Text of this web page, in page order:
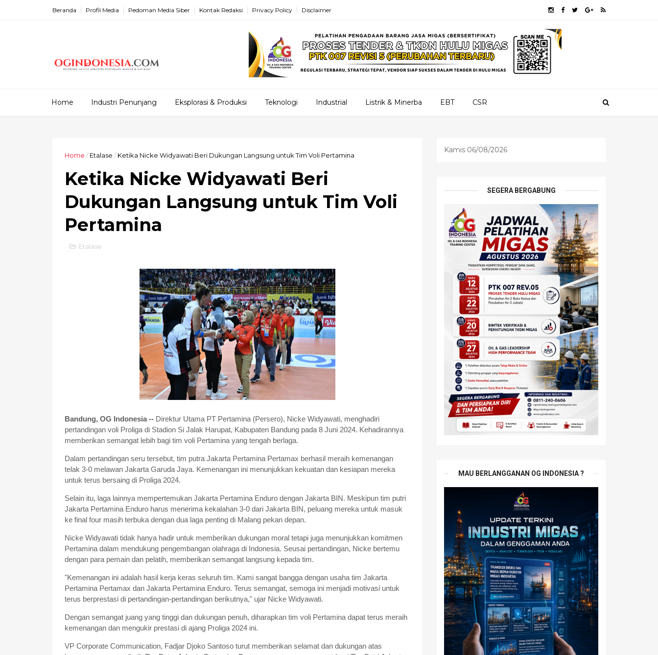
Beranda Profil Media Pedoman Media Siber Kontak Redaksi Privacy Policy Disclaimer
Home Industri Penunjang Eksplorasi & Produksi Teknologi Industrial Listrik & Minerba EBT CSR
Home / Etalase / Ketika Nicke Widyawati Beri Dukungan Langsung untuk Tim Voli Pertamina
Ketika Nicke Widyawati Beri
Dukungan Langsung untuk Tim Voli
Pertamina
Etalase
Bandung, OG Indonesia -- Direktur Utama PT Pertamina (Persero), Nicke Widyawati, menghadiri
pertandingan voli Proliga di Stadion Si Jalak Harupat, Kabupaten Bandung pada 8 Juni 2024. Kehadirannya
memberikan semangat lebih bagi tim voli Pertamina yang tengah berlaga.
Dalam pertandingan seru tersebut, tim putra Jakarta Pertamina Pertamax berhasil meraih kemenangan
telak 3-0 melawan Jakarta Garuda Jaya. Kemenangan ini menunjukkan kekuatan dan kesiapan mereka
untuk terus bersaing di Proliga 2024.
Selain itu, laga lainnya mempertemukan Jakarta Pertamina Enduro dengan Jakarta BIN. Meskipun tim putri
Jakarta Pertamina Enduro harus menerima kekalahan 3-0 dari Jakarta BIN, peluang mereka untuk masuk
ke final four masih terbuka dengan dua laga penting di Malang pekan depan.
Nicke Widyawati tidak hanya hadir untuk memberikan dukungan moral tetapi juga menunjukkan komitmen
Pertamina dalam mendukung pengembangan olahraga di Indonesia. Seusai pertandingan, Nicke bertemu
dengan para pemain dan pelatih, memberikan semangat langsung kepada tim.
"Kemenangan ini adalah hasil kerja keras seluruh tim. Kami sangat bangga dengan usaha tim Jakarta
Pertamina Pertamax dan Jakarta Pertamina Enduro. Terus semangat, semoga ini menjadi motivasi untuk
terus berprestasi di pertandingan-pertandingan berikutnya," ujar Nicke Widyawati.
Dengan semangat juang yang tinggi dan dukungan penuh, diharapkan tim voli Pertamina dapat terus meraih
kemenangan dan mengukir prestasi di ajang Proliga 2024 ini.
VP Corporate Communication, Fadjar Djoko Santoso turut memberikan selamat dan dukungan atas
Kamis 06/08/2026
SEGERA BERGABUNG
MAU BERLANGGANAN OG INDONESIA ?